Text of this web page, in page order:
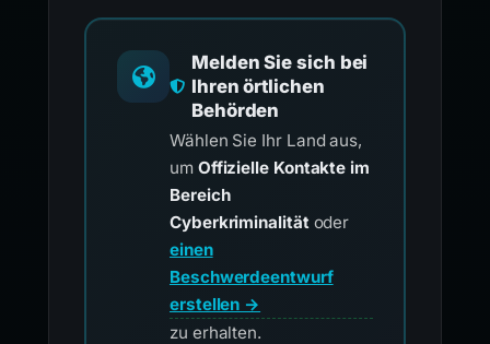
Melden Sie sich bei
Ihren örtlichen
Behörden
Wählen Sie Ihr Land aus,
um Offizielle Kontakte im
Bereich
Cyberkriminalitätoder
einen
Beschwerdeentwurf
erstellen →
zu erhalten.